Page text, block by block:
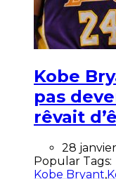
Kobe
pas
rêvait
28
Popular Tags:
Kobe Bryant,